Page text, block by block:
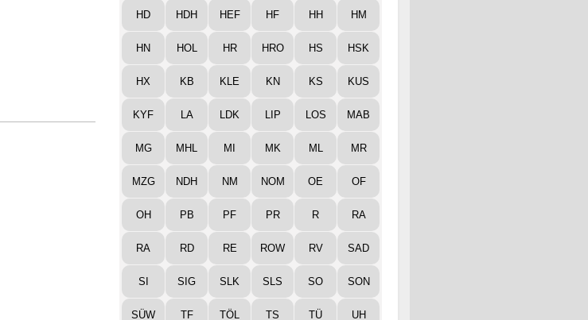
HD HDH HEF HF HH HM
HN HOL HR HRO HS HSK
HX KB KLE KN KS KUS
KYF LA LDK LIP LOS MAB
MG MHL MI MK ML MR
MZG NDH NM NOM OE OF
OH PB PF PR R RA
RA RD RE ROW RV SAD
SI SIG SLK SLS SO SON
SÜW TF TÖL TS TÜ UH